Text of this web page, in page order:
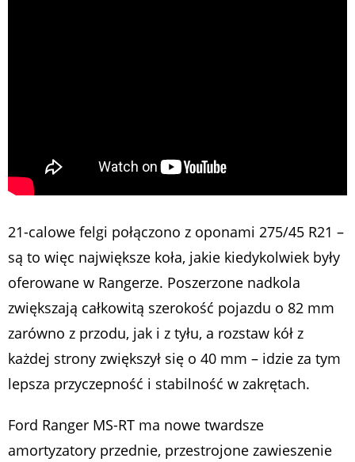
21-calowe felgi połączono z oponami 275/45 R21 –
są to więc największe koła, jakie kiedykolwiek były
oferowane w Rangerze. Poszerzone nadkola
zwiększają całkowitą szerokość pojazdu o 82 mm
zarówno z przodu, jak i z tyłu, a rozstaw kół z
każdej strony zwiększył się o 40 mm – idzie za tym
lepsza przyczepność i stabilność w zakrętach.
Ford Ranger MS-RT ma nowe twardsze
amortyzatory przednie, przestrojone zawieszenie